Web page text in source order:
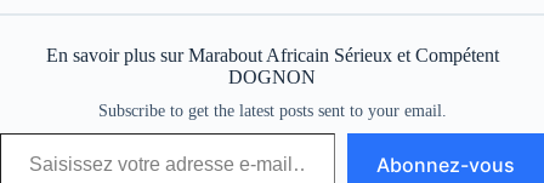
En savoir plus sur Marabout Africain Sérieux et Compétent
DOGNON
Subscribe to get the latest posts sent to your email.
Abonnez-vous